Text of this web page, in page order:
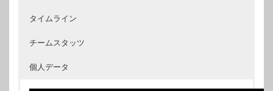
タイムライン
チームスタッツ
個人データ